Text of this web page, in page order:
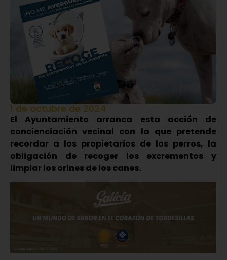
1 de octubre de 2024
El Ayuntamiento arranca esta acción de
concienciación vecinal con la que pretende
recordar a los propietarios de los perros, la
obligación de recoger los excrementos y
limpiar los orines de los canes.